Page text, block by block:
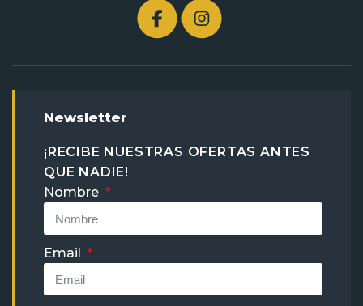
Newsletter
¡RECIBE NUESTRAS OFERTAS ANTES
QUE NADIE!
Nombre
Email